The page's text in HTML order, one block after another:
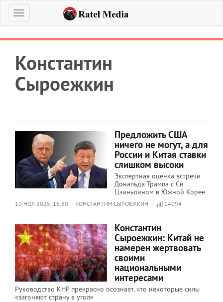
Меню
Константин
Сыроежкин
Предложить США
ничего не могут, а для
России и Китая ставки
слишком высоки
Экспертная оценка встречи
Дональда Трампа с Си
Цзиньпином в Южной Корее
10 НОЯ 2025, 16:30 — КОНСТАНТИН СЫРОЕЖКИН — 14094
Константин
Сыроежкин: Китай не
намерен жертвовать
своими
национальными
интересами
Руководство КНР прекрасно осознает, что некоторые силы
«загоняют страну в угол»